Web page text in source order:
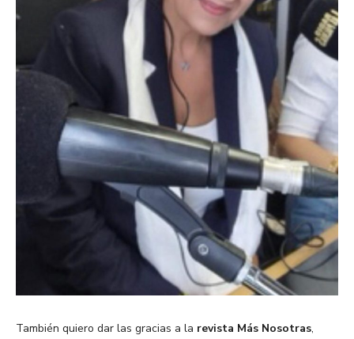
También quiero dar las gracias a la revista Más Nosotras,